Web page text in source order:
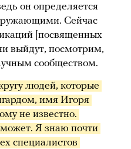
он определяется
Сейчас
[посвященных
выйдут, посмотрим,
сообществом.
людей, которые
имя Игоря
не известно.
может. Я знаю почти
специалистов